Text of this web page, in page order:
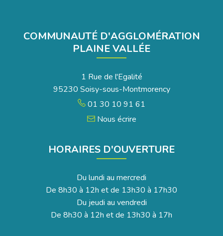
COMMUNAUTÉ D'AGGLOMÉRATION
PLAINE VALLÉE
1 Rue de l'Egalité
95230 Soisy-sous-Montmorency
01 30 10 91 61
Nous écrire
HORAIRES D'OUVERTURE
Du lundi au mercredi
De 8h30 à 12h et de 13h30 à 17h30
Du jeudi au vendredi
De 8h30 à 12h et de 13h30 à 17h